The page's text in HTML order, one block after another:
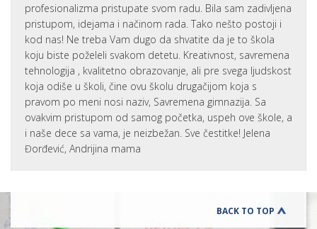
profesionalizma pristupate svom radu. Bila sam zadivljena
pristupom, idejama i načinom rada. Tako nešto postoji i
kod nas! Ne treba Vam dugo da shvatite da je to škola
koju biste poželeli svakom detetu. Kreativnost, savremena
tehnologija , kvalitetno obrazovanje, ali pre svega ljudskost
koja odiše u školi, čine ovu školu drugačijom koja s
pravom po meni nosi naziv, Savremena gimnazija. Sa
ovakvim pristupom od samog početka, uspeh ove škole, a
i naše dece sa vama, je neizbežan. Sve čestitke! Jelena
Đorđević, Andrijina mama
BACK TO TOP